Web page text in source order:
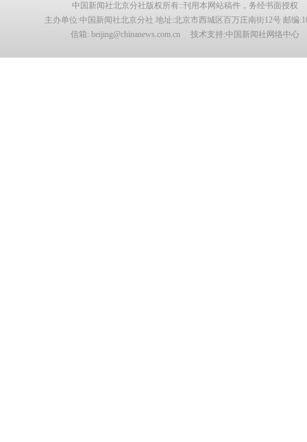
中国新闻社北京分社版权所有::刊用本网站稿件，务经书面授权
主办单位:中国新闻社北京分社 地址:北京市西城区百万庄南街12号 邮编
信箱: beijing@chinanews.com.cn 技术支持:中国新闻社网络中心